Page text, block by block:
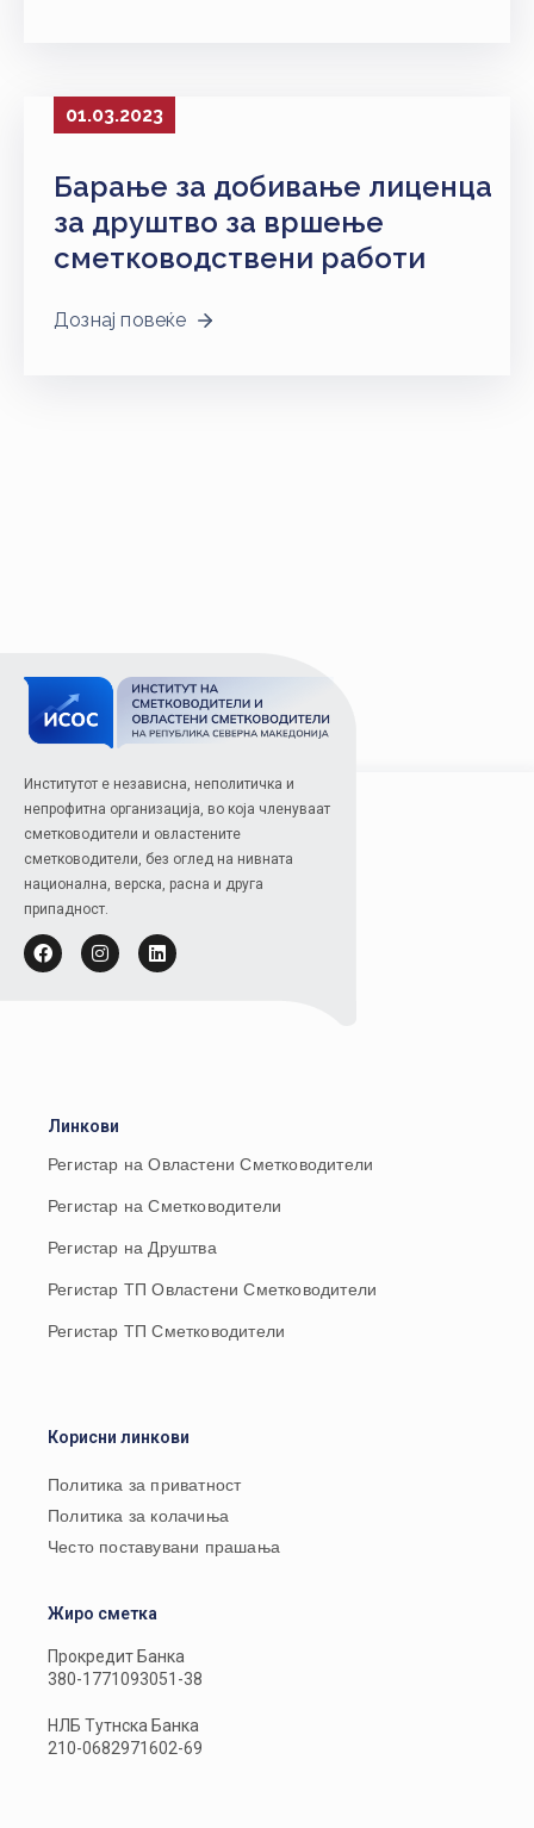
01.03.2023
Барање за добивање лиценца
за друштво за вршење
сметководствени работи
Дознај повеќе
Институтот е независна, неполитичка и
непрофитна организација, во која членуваат
сметководители и овластените
сметководители, без оглед на нивната
национална, верска, расна и друга
припадност.
Линкови
Регистар на Овластени Сметководители
Регистар на Сметководители
Регистар на Друштва
Регистар ТП Овластени Сметководители
Регистар ТП Сметководители
Корисни линкови
Политика за приватност
Политика за колачиња
Често поставувани прашања
Жиро сметка
Прокредит Банка
380-1771093051-38
НЛБ Тутнска Банка
210-0682971602-69